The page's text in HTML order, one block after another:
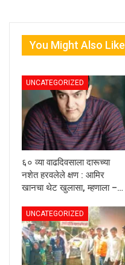
You Might Also Like
UNCATEGORIZED
६० व्या वाढदिवसाला दारूच्या
नशेत हरवलेले क्षण : आमिर
खानचा थेट खुलासा, म्हणाला –…
UNCATEGORIZED